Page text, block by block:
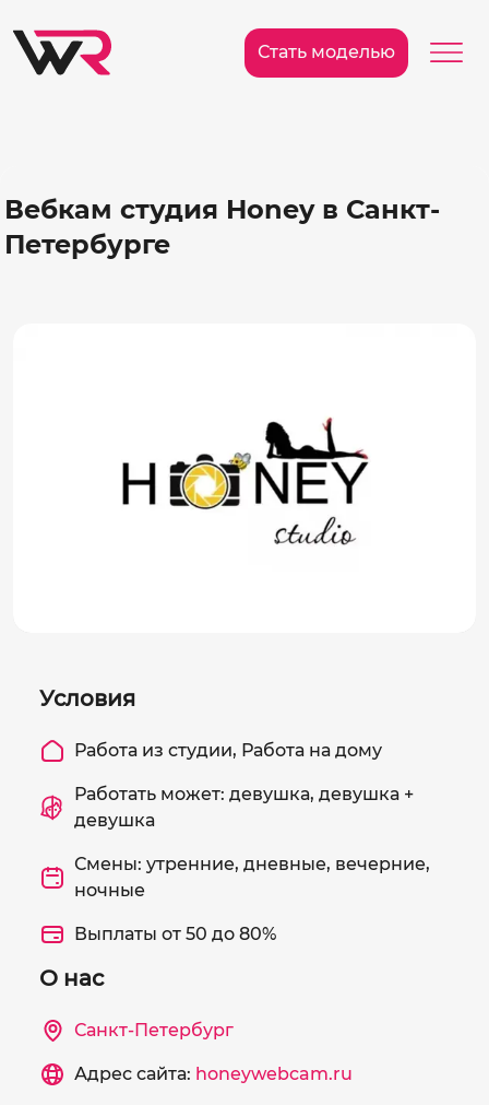
Стать моделью
Вебкам студия Honey в Санкт-
Петербурге
Условия
Работа из студии, Работа на дому
Работать может: девушка, девушка +
девушка
Смены: утренние, дневные, вечерние,
ночные
Выплаты от 50 до 80%
О нас
Санкт-Петербург
Адрес сайта: honeywebcam.ru